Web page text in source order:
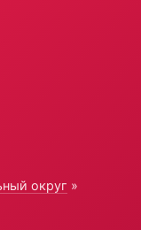
округ »